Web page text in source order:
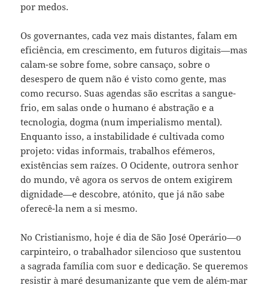
por medos.
Os governantes, cada vez mais distantes, falam em
eficiência, em crescimento, em futuros digitais—mas
calam-se sobre fome, sobre cansaço, sobre o
desespero de quem não é visto como gente, mas
como recurso. Suas agendas são escritas a sangue-
frio, em salas onde o humano é abstração e a
tecnologia, dogma (num imperialismo mental).
Enquanto isso, a instabilidade é cultivada como
projeto: vidas informais, trabalhos efémeros,
existências sem raízes. O Ocidente, outrora senhor
do mundo, vê agora os servos de ontem exigirem
dignidade—e descobre, atónito, que já não sabe
oferecê-la nem a si mesmo.
No Cristianismo, hoje é dia de São José Operário—o
carpinteiro, o trabalhador silencioso que sustentou
a sagrada família com suor e dedicação. Se queremos
resistir à maré desumanizante que vem de além-mar